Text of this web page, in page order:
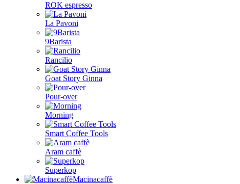
ROK espresso
La Pavoni
9Barista
Rancilio
Goat Story Ginna
Pour-over
Morning
Smart Coffee Tools
Aram caffè
Superkop
Macinacaffè